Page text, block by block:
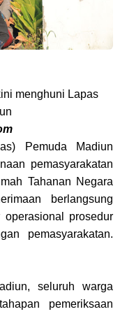
menghuni Lapas
Pemuda Madiun
pemasyarakatan
Tahanan Negara
berlangsung
prosedur
pemasyarakatan.
seluruh warga
pemeriksaan